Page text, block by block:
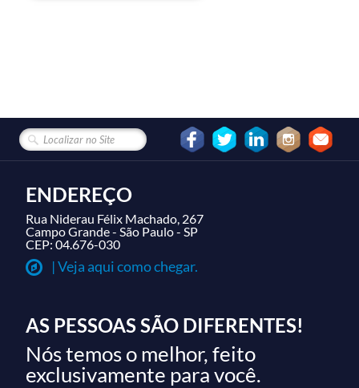
ENDEREÇO
Rua Niderau Félix Machado, 267
Campo Grande - São Paulo - SP
CEP: 04.676-030
| Veja aqui como chegar.
AS PESSOAS SÃO DIFERENTES!
Nós temos o melhor, feito
exclusivamente para você.